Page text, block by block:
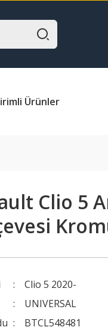
Ürünler
Clio 5
Clio 5 2020-
UNIVERSAL
BTCL548481